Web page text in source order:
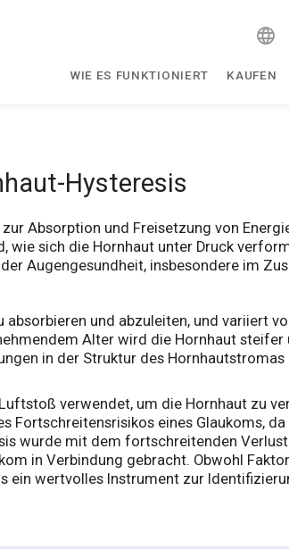
WIE ES FUNKTIONIERT KAUFEN
Hysteresis
Absorption und Freisetzung von
sich die Hornhaut unter Druck
Augengesundheit, insbesondere im
und abzuleiten, und variiert
Alter wird die Hornhaut steifer
in der Struktur des
verwendet, um die Hornhaut zu
eines Glaukoms,
wurde mit dem fortschreitenden
in Verbindung gebracht. Obwohl
ein wertvolles Instrument zur